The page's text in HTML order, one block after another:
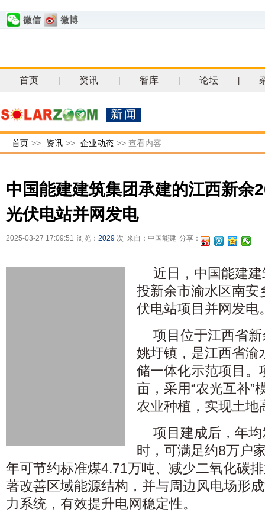
微信 微博
首页 资讯 智库 论坛
新闻
首页 >> 资讯 >> 企业动态 >> 查看内容
中国能建建筑集团承建的江西新余
光伏电站并网发电
2025-03-27 17:09:51 浏览： 2029 次 来自：中国能建 分享：
近日，中国能建
投新余市渝水区南安
伏电站项目并网发电
项目位于江西省
姚圩镇，是江西省渝
储一体化示范项目。
亩，采用“农光互补”
农业种植，实现土地
项目建成后，年
时，可满足约8万户
年可节约标准煤4.71万吨、减少二氧化碳
著改善区域能源结构，并与周边风电场形
力系统，有效提升电网稳定性。